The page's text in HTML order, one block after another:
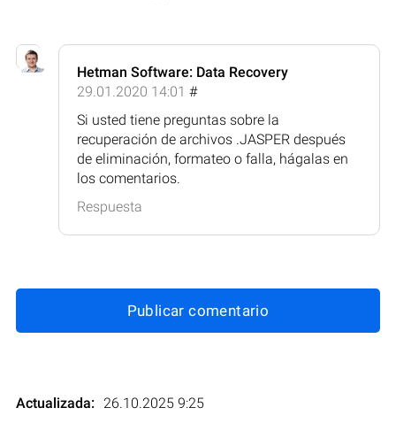
Hetman Software: Data Recovery
29.01.2020 14:01 #
Si usted tiene preguntas sobre la
recuperación de archivos .JASPER después
de eliminación, formateo o falla, hágalas en
los comentarios.
Respuesta
Publicar comentario
Actualizada: 26.10.2025 9:25